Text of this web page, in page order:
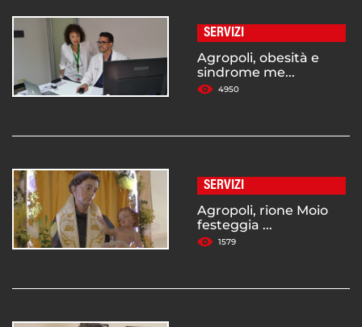
SERVIZI
Agropoli, obesità e
sindrome me...
4950
SERVIZI
Agropoli, rione Moio
festeggia ...
1579